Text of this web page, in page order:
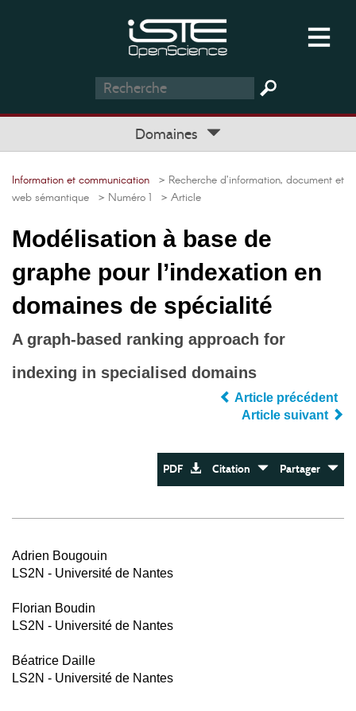
Domaines
Information et communication > Recherche d’information, document et
web sémantique > Numéro 1 > Article
Modélisation à base de
graphe pour l’indexation en
domaines de spécialité
A graph-based ranking approach for
indexing in specialised domains
Article précédent
Article suivant
PDF Citation Partager
Adrien Bougouin
LS2N - Université de Nantes
Florian Boudin
LS2N - Université de Nantes
Béatrice Daille
LS2N - Université de Nantes